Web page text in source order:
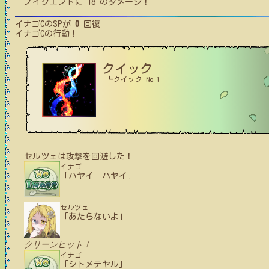
ノイグエント に 18 のダメージ！
イナゴCのSPが 0 回復
イナゴCの行動！
クイック
┗クイック No.1
セルツェ は攻撃を回避した！
イナゴ
「ハヤイ ハヤイ」
セルツェ
「あたらないよ」
クリーンヒット！
イナゴ
「シトメテヤル」